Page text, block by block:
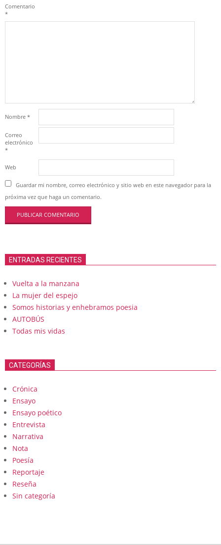
Comentario
*
Nombre *
Correo
electrónico
*
Web
Guardar mi nombre, correo electrónico y sitio web en este navegador para la
próxima vez que haga un comentario.
ENTRADAS RECIENTES
Vuelta a la manzana
La mujer del espejo
Somos historias y enhebramos poesia
AUTOBÚS
Todas mis vidas
CATEGORÍAS
Crónica
Ensayo
Ensayo poético
Entrevista
Narrativa
Nota
Poesía
Reportaje
Reseña
Sin categoría